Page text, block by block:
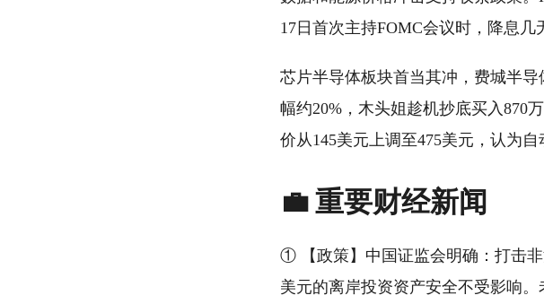
17日首次主持FOMC会议时，降息几
芯片半导体板块首当其冲，费城半
幅约20%，木头姐趁机抄底买入870
价从145美元上调至475美元，认为
💼 重要财经新闻
① 【政策】中国证监会明确：打击
美元的离岸投资资产安全不受影响